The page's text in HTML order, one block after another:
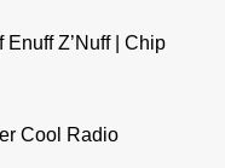
Enuff Z’Nuff | Chip
Cool Radio